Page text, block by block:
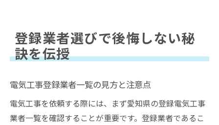
登録業者選びで後悔しない秘
訣を伝授
電気工事登録業者一覧の見方と注意点
電気工事を依頼する際には、まず愛知県の登録電気工事
業者一覧を確認することが重要です。登録業者であるこ